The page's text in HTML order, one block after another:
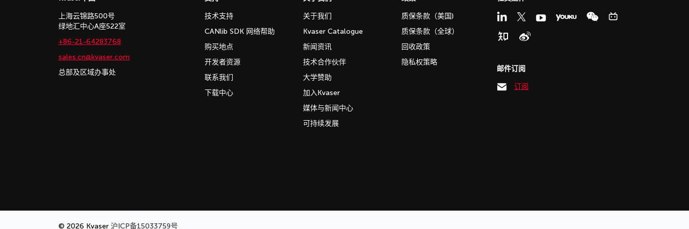
上海云锦路500号
绿地汇中心A座522室
+86-21-64283768
sales.cn@kvaser.com
总部及区域办事处
技术支持
CANlib SDK 网络帮助
购买地点
开发者资源
联系我们
下载中心
关于我们
Kvaser Catalogue
新闻资讯
技术合作伙伴
大学赞助
加入Kvaser
媒体与新闻中心
可持续发展
质保条款（美国)
质保条款（全球）
回收政策
隐私权策略
邮件订阅
订阅
© 2026 Kvaser 沪ICP备15033759号